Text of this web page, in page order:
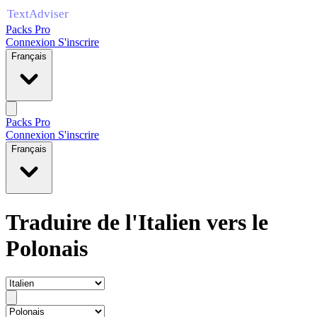
Packs Pro
Connexion S'inscrire
Français
Packs Pro
Connexion S'inscrire
Français
Traduire de l'Italien vers le
Polonais